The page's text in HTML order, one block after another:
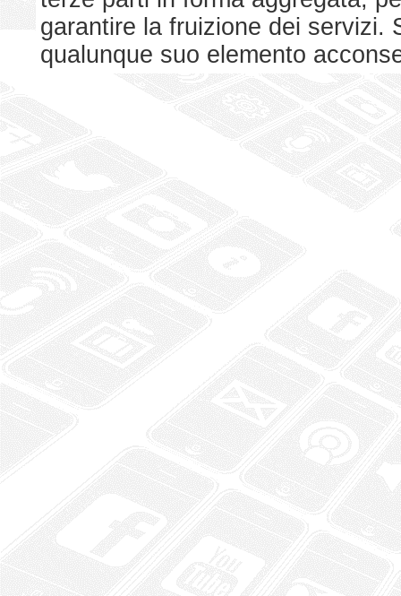
garantire la fruizione dei servizi.
qualunque suo elemento